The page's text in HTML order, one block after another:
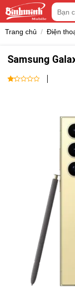
Tìm
kiếm:
Trang chủ / Điện
Samsung